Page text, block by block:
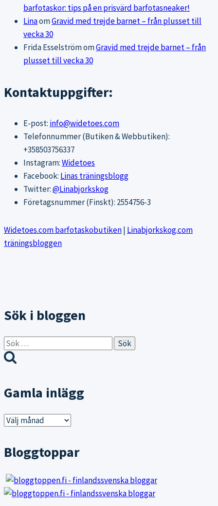
barfotaskor: tips på en prisvärd barfotasneaker!
LinaomGravid med trejde barnet – från plusset till
vecka 30
Frida EsselströmomGravid med trejde barnet – från
plusset till vecka 30
Kontaktuppgifter:
E-post: info@widetoes.com
Telefonnummer (Butiken & Webbutiken):
+358503756337
Instagram:Widetoes
Facebook: Linas träningsblogg
Twitter:@Linabjorkskog
Företagsnummer (Finskt): 2554756-3
Widetoes.com barfotaskobutiken| Linabjorkskog.com
träningsbloggen
Sök i bloggen
Sök
efter:
Gamla inlägg
Gamla
Bloggtoppar